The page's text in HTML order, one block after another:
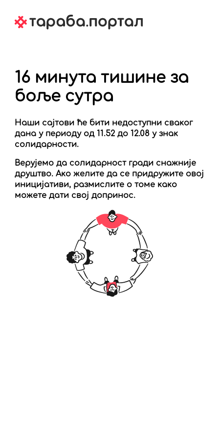
16 минута тишине за
боље сутра
Наши сајтови ће бити недоступни сваког
дана у периоду од 11.52 до 12.08 у знак
солидарности.
Верујемо да солидарност гради снажније
друштво. Ако желите да се придружите овој
иницијативи, размислите о томе како
можете дати свој допринос.